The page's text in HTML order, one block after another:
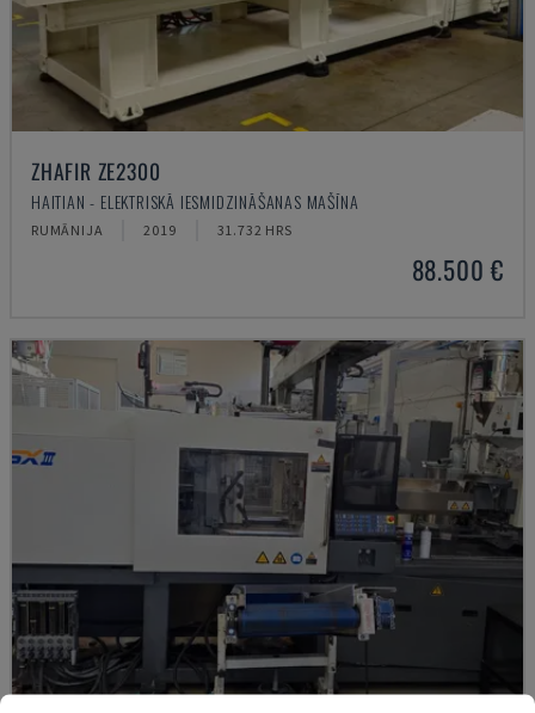
ZHAFIR ZE2300
HAITIAN - ELEKTRISKĀ IESMIDZINĀŠANAS MAŠĪNA
RUMĀNIJA 2019 31.732 HRS
88.500 €